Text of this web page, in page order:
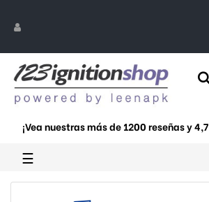
¡Vea nuestras más de 1200 reseñas y 4,7
Navegación
de
palanca
☰